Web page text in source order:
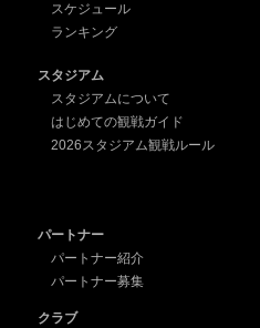
スケジュール
ランキング
スタジアム
スタジアムについて
はじめての観戦ガイド
2026スタジアム観戦ルール
パートナー
パートナー紹介
パートナー募集
クラブ